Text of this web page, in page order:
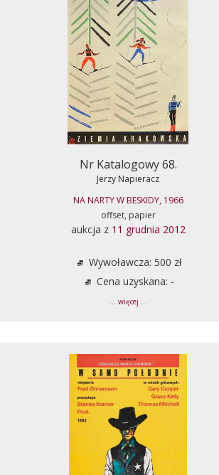
Nr Katalogowy 68.
Jerzy Napieracz
NA NARTY W BESKIDY, 1966
offset, papier
aukcja z 11 grudnia 2012
Wywoławcza: 500 zł
Cena uzyskana: -
... więcej ...